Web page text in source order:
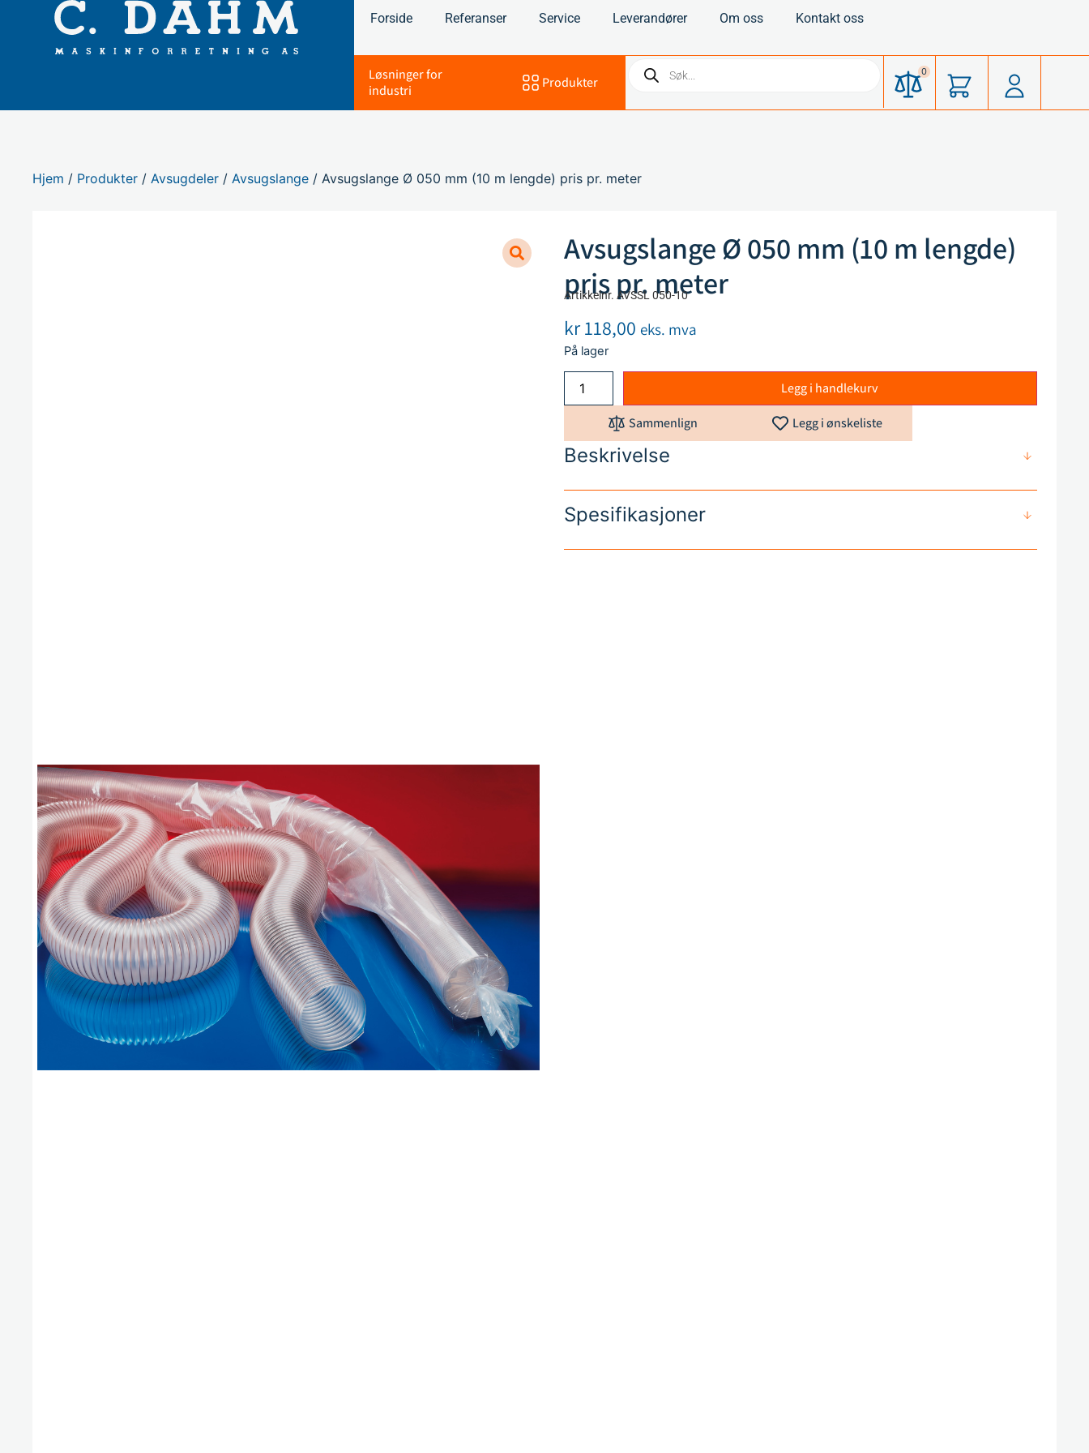
Forside Referanser Service Leverandører Om oss Kontakt oss
Løsninger for
industri
Produkter
0
Hjem / Produkter /Avsugdeler /Avsugslange / Avsugslange Ø 050 mm (10 m lengde) pris pr. meter
Avsugslange Ø 050 mm (10 m lengde)
pris pr. meter
Artikkelnr. AVSSL 050-10
kr118,00 eks. mva
På lager
Legg i handlekurv
Sammenlign Legg i ønskeliste
Beskrivelse
Spesifikasjoner